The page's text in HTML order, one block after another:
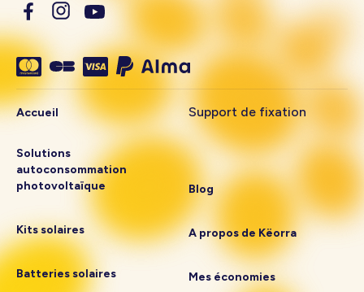
Accueil
Solutions
autoconsommation
photovoltaïque
Kits solaires
Batteries solaires
Support de fixation
Blog
A propos de Këorra
Mes économies